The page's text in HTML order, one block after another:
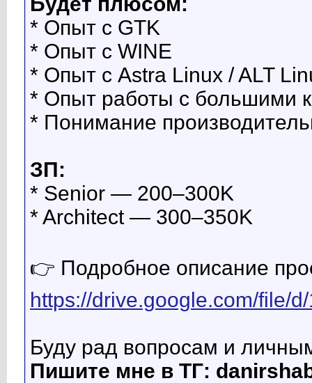
* Опыт с GTK
* Опыт с WINE
* Опыт с Astra Linux / ALT
* Опыт работы с большими
* Понимание
ЗП:
* Senior — 200–300K
* Architect — 300–350K
👉 Подробное описание
https://drive.google.com/file/
Буду рад вопросам и
Пишите мне в ТГ: